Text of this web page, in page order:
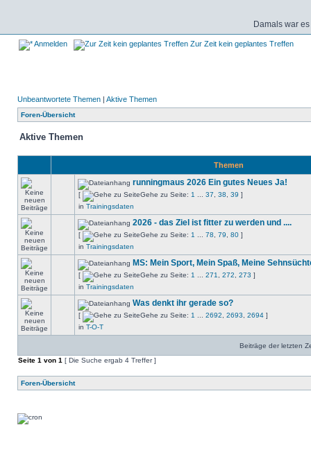
Damals war
Anmelden Zur Zeit kein geplantes Treffen
Unbeantwortete Themen | Aktive Themen
Foren-Übersicht
Aktive Themen
Themen
runningmaus 2026 Ein gutes Neues Ja!
[ Gehe zu Seite: 1 37 38 39 ]
in Trainingsdaten
2026 - das Ziel ist fitter zu werden und ....
[ Gehe zu Seite: 1 78 79 80 ]
in Trainingsdaten
MS: Mein Sport, Mein Spaß, Meine
[ Gehe zu Seite: 1 271 272 273 ]
in Trainingsdaten
Was denkt ihr gerade so?
[ Gehe zu Seite: 1 2692 2693 2694 ]
in T-O-T
Beiträge der letzten
Seite 1 von 1 [ Die Suche ergab 4 Treffer ]
Foren-Übersicht